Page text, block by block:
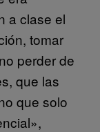
a clase el
tomar
perder de
que las
que solo